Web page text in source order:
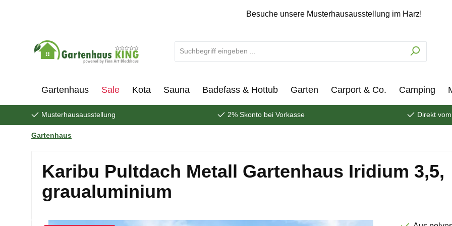
Besuche unsere Musterhausausstellung im Harz!
Gartenhaus Sale Kota Sauna Badefass & Hottub Garten Carport & Co. Camping
Musterhausausstellung 2% Skonto bei Vorkasse Direkt
Gartenhaus
Karibu Pultdach Metall Gartenhaus Iridium 3,5,
graualuminium